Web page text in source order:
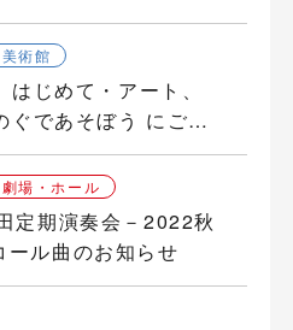
美術館
はじめて・アート、
であそぼう にご応
劇場・ホール
定期演奏会－2022秋
ール曲のお知らせ